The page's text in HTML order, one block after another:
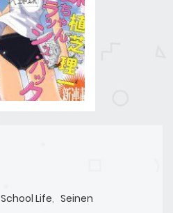
School Life, Seinen